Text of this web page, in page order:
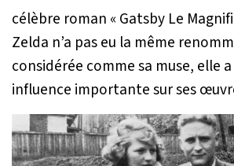
célèbre roman « Gatsby Le
Zelda n’a pas eu la même
considérée comme sa muse, elle
influence importante sur ses